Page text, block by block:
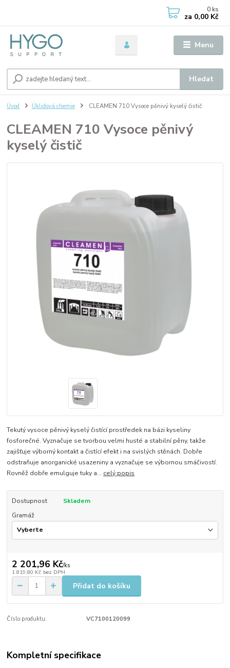
Menu
Hledat
0 ks
za 0,00 Kč
Úvod Úklidová chemie CLEAMEN 710 Vysoce pěnivý kyselý čistič
CLEAMEN 710 Vysoce pěnivý
kyselý čistič
Tekutý vysoce pěnivý kyselý čistící prostředek na bázi kyseliny
fosforečné. Vyznačuje se tvorbou velmi husté a stabilní pěny, takže
zajišťuje výborný kontakt a čistící efekt i na svislých stěnách. Dobře
odstraňuje anorganické usazeniny a vyznačuje se výbornou smáčivostí.
Rovněž dobře emulguje tuky a... celý popis
Dostupnost
Skladem
Gramáž
2 201,96 Kč/ks
1 819,80 Kč bez DPH
Přidat do košíku
Číslo produktu: VC7100120099
Kompletní specifikace